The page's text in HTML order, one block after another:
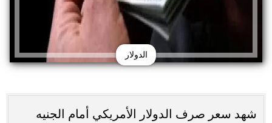
الدولار
شهد سعر صرف الدولار الأمريكي أمام الجنيه